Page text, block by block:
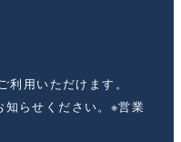
用いただけます。
知らせください。※営業